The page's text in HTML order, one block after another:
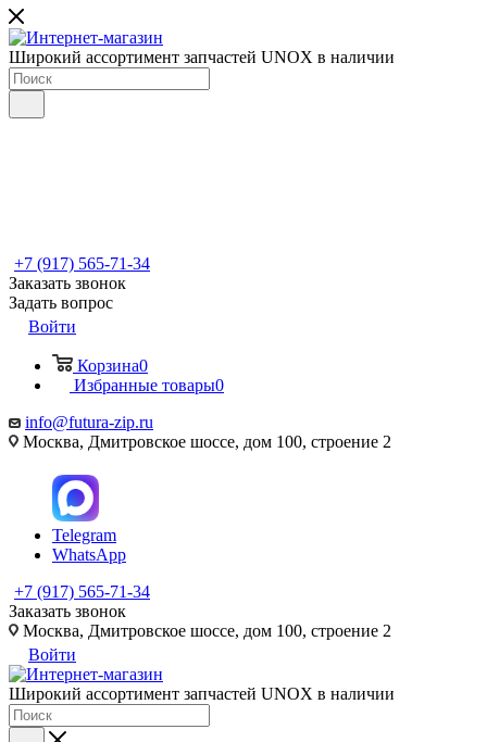
Широкий ассортимент запчастей UNOX в наличии
+7 (917) 565-71-34
Заказать звонок
Задать вопрос
Войти
Корзина0
Избранные товары0
info@futura-zip.ru
Москва, Дмитровское шоссе, дом 100, строение 2
Telegram
WhatsApp
+7 (917) 565-71-34
Заказать звонок
Москва, Дмитровское шоссе, дом 100, строение 2
Войти
Широкий ассортимент запчастей UNOX в наличии